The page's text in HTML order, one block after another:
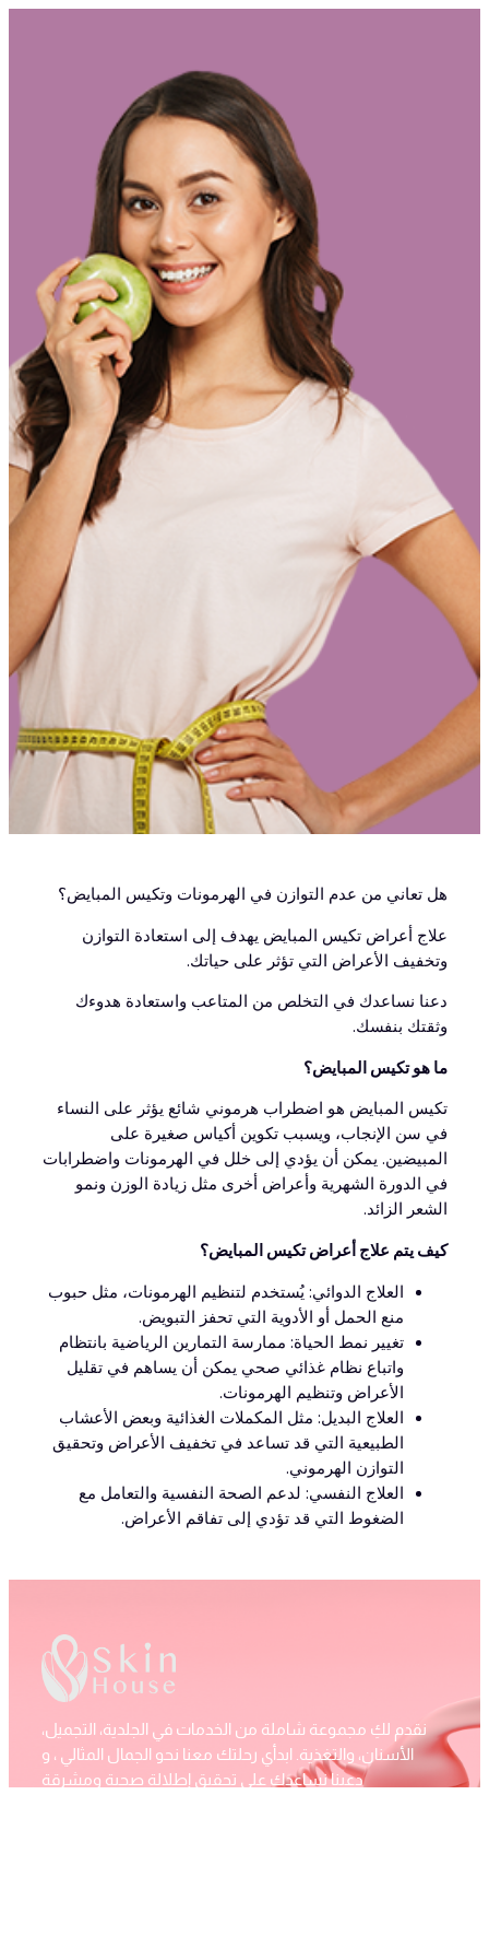
هل تعاني من عدم التوازن في الهرمونات وتكيس المبايض؟
علاج أعراض تكيس المبايض يهدف إلى استعادة التوازن
وتخفيف الأعراض التي تؤثر على حياتك.
دعنا نساعدك في التخلص من المتاعب واستعادة هدوءك
وثقتك بنفسك.
ما هو تكيس المبايض؟
تكيس المبايض هو اضطراب هرموني شائع يؤثر على النساء
في سن الإنجاب، ويسبب تكوين أكياس صغيرة على
المبيضين. يمكن أن يؤدي إلى خلل في الهرمونات واضطرابات
في الدورة الشهرية وأعراض أخرى مثل زيادة الوزن ونمو
الشعر الزائد.
كيف يتم علاج أعراض تكيس المبايض؟
العلاج الدوائي: يُستخدم لتنظيم الهرمونات، مثل حبوب
منع الحمل أو الأدوية التي تحفز التبويض.
تغيير نمط الحياة: ممارسة التمارين الرياضية بانتظام
واتباع نظام غذائي صحي يمكن أن يساهم في تقليل
الأعراض وتنظيم الهرمونات.
العلاج البديل: مثل المكملات الغذائية وبعض الأعشاب
الطبيعية التي قد تساعد في تخفيف الأعراض وتحقيق
التوازن الهرموني.
العلاج النفسي: لدعم الصحة النفسية والتعامل مع
الضغوط التي قد تؤدي إلى تفاقم الأعراض.
نقدم لكِ مجموعة شاملة من الخدمات في الجلدية، التجميل،
الأسنان، والتغذية. ابدأي رحلتك معنا نحو الجمال المثالي ، و
دعينا نساعدك على تحقيق إطلالة صحية ومشرقة